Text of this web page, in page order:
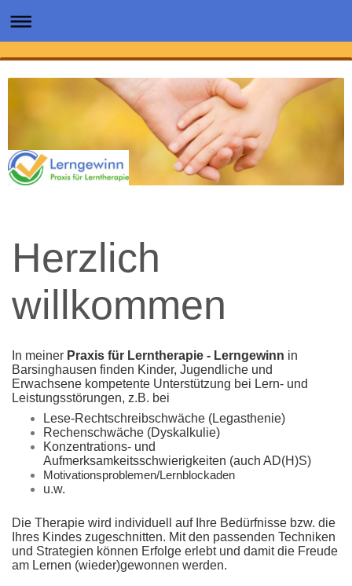
Herzlich
willkommen
In meiner Praxis für Lerntherapie - Lerngewinn in
Barsinghausen finden Kinder, Jugendliche und
Erwachsene kompetente Unterstützung bei Lern- und
Leistungsstörungen, z.B. bei
Lese-Rechtschreibschwäche (Legasthenie)
Rechenschwäche (Dyskalkulie)
Konzentrations- und
Aufmerksamkeitsschwierigkeiten (auch AD(H)S)
Motivationsproblemen/Lernblockaden
u.w.
Die Therapie wird individuell auf Ihre Bedürfnisse bzw. die
Ihres Kindes zugeschnitten. Mit den passenden Techniken
und Strategien können Erfolge erlebt und damit die Freude
am Lernen (wieder)gewonnen werden.